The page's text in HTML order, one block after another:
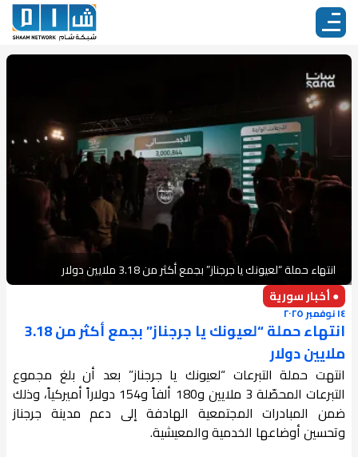
انتهاء حملة “لعيونك يا جرجناز” بجمع أكثر من 3.18 ملايين دولار
● أخبار سورية
١٤ نوفمبر ٢٠٢٥
انتهاء حملة “لعيونك يا جرجناز” بجمع أكثر من 3.18
ملايين دولار
انتهت حملة التبرعات “لعيونك يا جرجناز” بعد أن بلغ مجموع
التبرعات المحصّلة 3 ملايين و180 ألفاً و154 دولاراً أميركياً، وذلك
ضمن المبادرات المجتمعية الهادفة إلى دعم مدينة جرجناز
وتحسين أوضاعها الخدمية والمعيشية.